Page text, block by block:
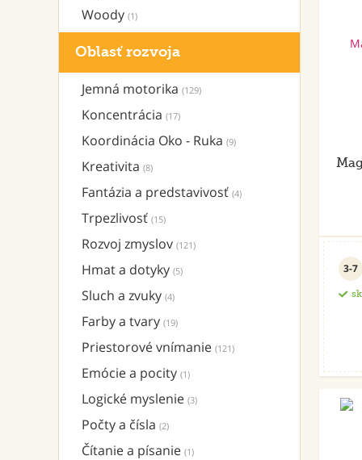
Woody (1)
Oblasť rozvoja
Jemná motorika (129)
Koncentrácia (17)
Koordinácia Oko - Ruka (9)
Kreativita (8)
Fantázia a predstavivosť (4)
Trpezlivosť (15)
Rozvoj zmyslov (121)
Hmat a dotyky (5)
Sluch a zvuky (4)
Farby a tvary (19)
Priestorové vnímanie (121)
Emócie a pocity (1)
Logické myslenie (3)
Počty a čísla (2)
Čítanie a písanie (1)
3-7